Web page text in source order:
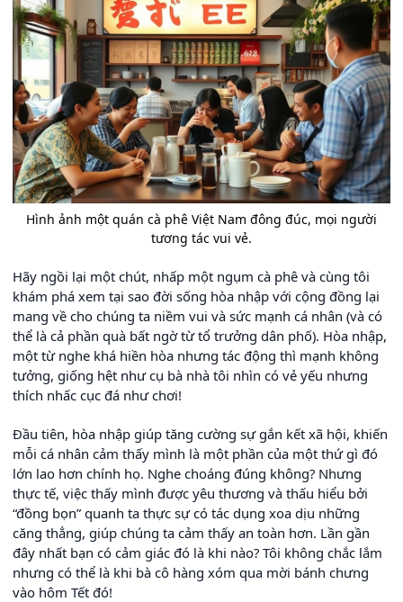
Hình ảnh một quán cà phê Việt Nam đông đúc, mọi người
tương tác vui vẻ.
Hãy ngồi lại một chút, nhấp một ngụm cà phê và cùng tôi
khám phá xem tại sao đời sống hòa nhập với cộng đồng lại
mang về cho chúng ta niềm vui và sức mạnh cá nhân (và có
thể là cả phần quà bất ngờ từ tổ trưởng dân phố). Hòa nhập,
một từ nghe khá hiền hòa nhưng tác động thì mạnh không
tưởng, giống hệt như cụ bà nhà tôi nhìn có vẻ yếu nhưng
thích nhấc cục đá như chơi!
Đầu tiên, hòa nhập giúp tăng cường sự gắn kết xã hội, khiến
mỗi cá nhân cảm thấy mình là một phần của một thứ gì đó
lớn lao hơn chính họ. Nghe choáng đúng không? Nhưng
thực tế, việc thấy mình được yêu thương và thấu hiểu bởi
“đồng bọn” quanh ta thực sự có tác dụng xoa dịu những
căng thẳng, giúp chúng ta cảm thấy an toàn hơn. Lần gần
đây nhất bạn có cảm giác đó là khi nào? Tôi không chắc lắm
nhưng có thể là khi bà cô hàng xóm qua mời bánh chưng
vào hôm Tết đó!